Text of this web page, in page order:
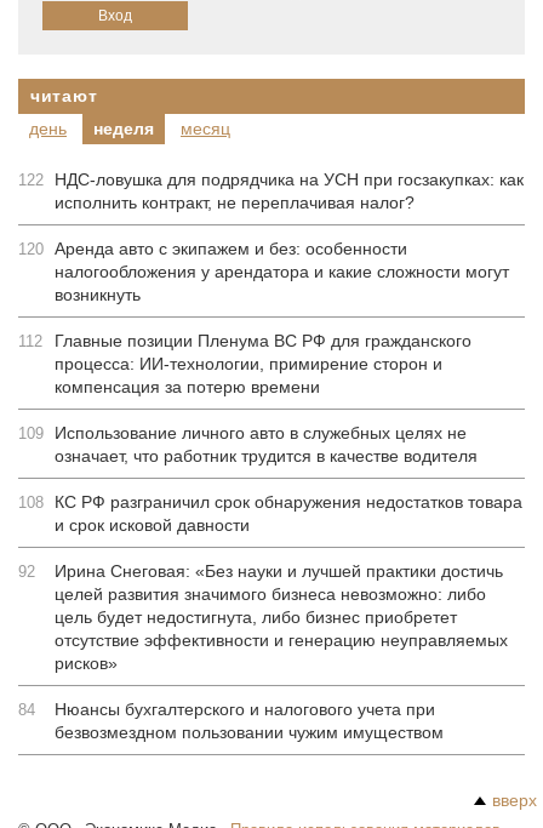
читают
день
неделя месяц
122
НДС-ловушка для подрядчика на УСН при госзакупках: как
исполнить контракт, не переплачивая налог?
120 Аренда авто с экипажем и без: особенности
налогообложения у арендатора и какие сложности могут
возникнуть
112
Главные позиции Пленума ВС РФ для гражданского
процесса: ИИ-технологии, примирение сторон и
компенсация за потерю времени
109
Использование личного авто в служебных целях не
означает, что работник трудится в качестве водителя
108
КС РФ разграничил срок обнаружения недостатков товара
и срок исковой давности
92
Ирина Снеговая: «Без науки и лучшей практики достичь
целей развития значимого бизнеса невозможно: либо
цель будет недостигнута, либо бизнес приобретет
отсутствие эффективности и генерацию неуправляемых
рисков»
84
Нюансы бухгалтерского и налогового учета при
безвозмездном пользовании чужим имуществом
вверх